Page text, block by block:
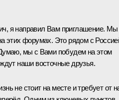
я направил Вам приглашение. Мы
этих форумах. Это рядом с
мы с Вами побудем на этом
наши восточные друзья.
не стоит на месте и требует от